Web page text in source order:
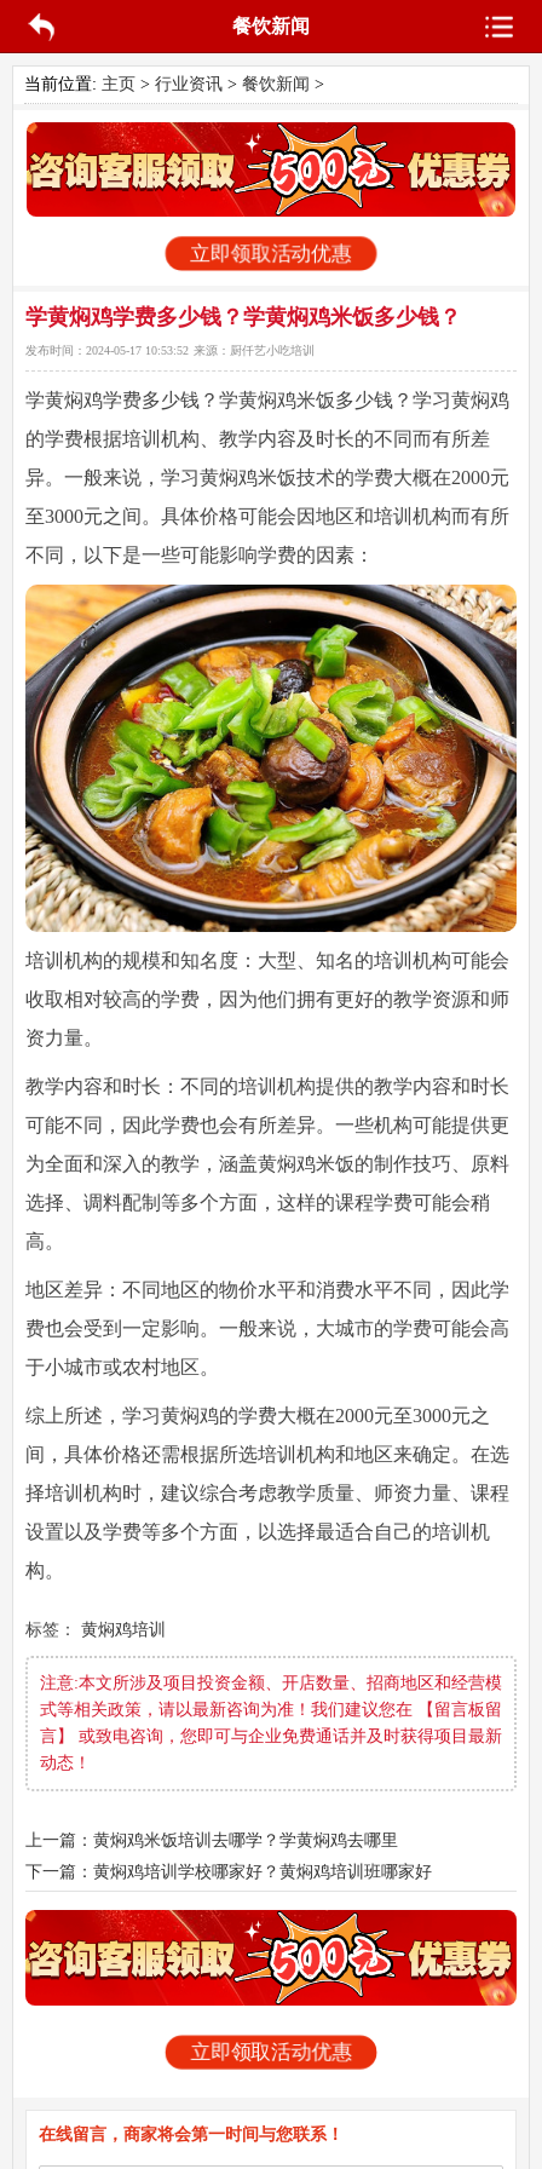
餐饮新闻
当前位置: 主页 > 行业资讯> 餐饮新闻 >
立即领取活动优惠
学黄焖鸡学费多少钱？学黄焖鸡米饭多少钱？
发布时间： 2024-05-17 10:53:52 来源： 厨仟艺小吃培训
学黄焖鸡学费多少钱 ？学黄焖鸡米饭多少钱？学习黄焖鸡
的学费根据培训机构、教学内容及时长的不同而有所差
异。一般来说，学习黄焖鸡米饭技术的学费大概在2000元
至3000元之间。具体价格可能会因地区和培训机构而有所
不同，以下是一些可能影响学费的因素：
培训机构的规模和知名度：大型、知名的培训机构可能会
收取相对较高的学费，因为他们拥有更好的教学资源和师
资力量。
教学内容和时长：不同的培训机构提供的教学内容和时长
可能不同，因此学费也会有所差异。一些机构可能提供更
为全面和深入的教学，涵盖黄焖鸡米饭的制作技巧、原料
选择、调料配制等多个方面，这样的课程学费可能会稍
高。
地区差异：不同地区的物价水平和消费水平不同，因此学
费也会受到一定影响。一般来说，大城市的学费可能会高
于小城市或农村地区。
综上所述，学习黄焖鸡的学费大概在2000元至3000元之
间，具体价格还需根据所选培训机构和地区来确定。在选
择培训机构时，建议综合考虑教学质量、师资力量、课程
设置以及学费等多个方面，以选择最适合自己的培训机
构。
标签： 黄焖鸡培训
注意:本文所涉及项目投资金额、开店数量、招商地区和经营模
式等相关政策，请以最新咨询为准！我们建议您在 【留言板留
言】 或致电咨询，您即可与企业免费通话并及时获得项目最新
动态！
上一篇：黄焖鸡米饭培训去哪学？学黄焖鸡去哪里
下一篇：黄焖鸡培训学校哪家好？黄焖鸡培训班哪家好
立即领取活动优惠
在线留言，商家将会第一时间与您联系！